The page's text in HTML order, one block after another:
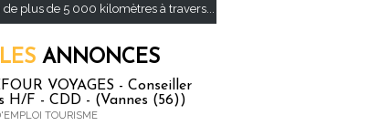
plus de 5 000 kilomètres à travers...
LES ANNONCES
VOYAGES - Conseiller
H/F - CDD - (Vannes (56))
TOURISME